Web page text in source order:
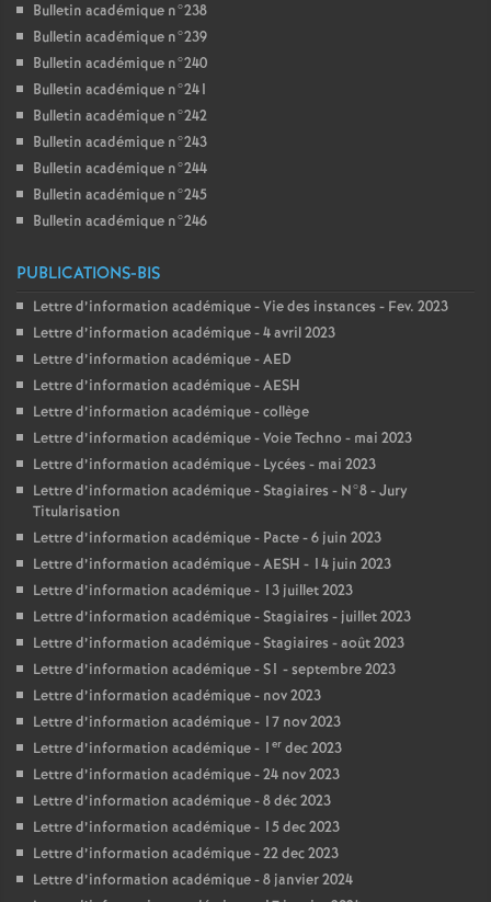
Bulletin académique n°238
Bulletin académique n°239
Bulletin académique n°240
Bulletin académique n°241
Bulletin académique n°242
Bulletin académique n°243
Bulletin académique n°244
Bulletin académique n°245
Bulletin académique n°246
PUBLICATIONS-BIS
Lettre d’information académique - Vie des instances - Fev. 2023
Lettre d’information académique - 4 avril 2023
Lettre d’information académique - AED
Lettre d’information académique - AESH
Lettre d’information académique - collège
Lettre d’information académique - Voie Techno - mai 2023
Lettre d’information académique - Lycées - mai 2023
Lettre d’information académique - Stagiaires - N°8 - Jury
Titularisation
Lettre d’information académique - Pacte - 6 juin 2023
Lettre d’information académique - AESH - 14 juin 2023
Lettre d’information académique - 13 juillet 2023
Lettre d’information académique - Stagiaires - juillet 2023
Lettre d’information académique - Stagiaires - août 2023
Lettre d’information académique - S1 - septembre 2023
Lettre d’information académique - nov 2023
Lettre d’information académique - 17 nov 2023
Lettre d’information académique - 1 er dec 2023
Lettre d’information académique - 24 nov 2023
Lettre d’information académique - 8 déc 2023
Lettre d’information académique - 15 dec 2023
Lettre d’information académique - 22 dec 2023
Lettre d’information académique - 8 janvier 2024